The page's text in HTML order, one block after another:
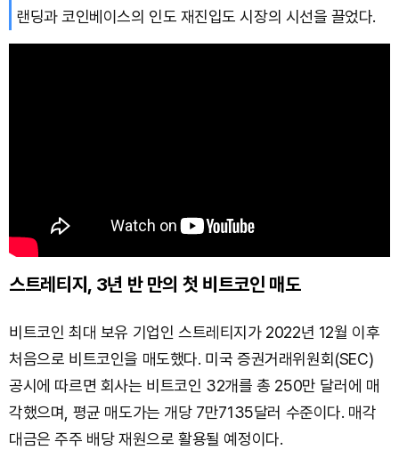
랜딩과 코인베이스의 인도 재진입도 시장의 시선을 끌었다.
스트레티지, 3년 반 만의 첫 비트코인 매도
비트코인 최대 보유 기업인 스트레티지가 2022년 12월 이후
처음으로 비트코인을 매도했다. 미국 증권거래위원회(SEC)
공시에 따르면 회사는 비트코인 32개를 총 250만 달러에 매
각했으며, 평균 매도가는 개당 7만7135달러 수준이다. 매각
대금은 주주 배당 재원으로 활용될 예정이다.